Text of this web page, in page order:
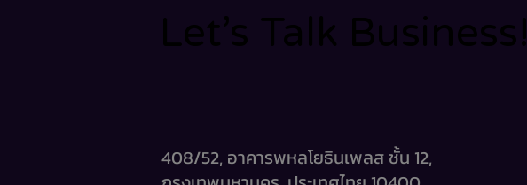
Let’s Talk Business!
Let’s Talk Business!
408/52, อาคารพหลโยธินเพลส ชั้น 12,